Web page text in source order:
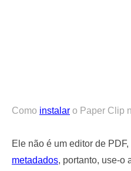
Como instalar o Paper Clip
Ele não é um editor de
metadados, portanto, use-o